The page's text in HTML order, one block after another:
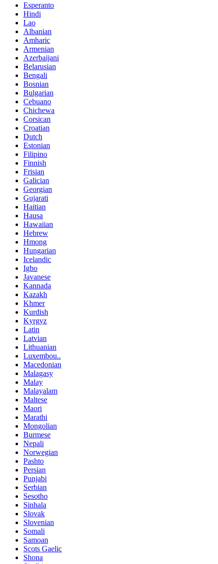
Esperanto
Hindi
Lao
Albanian
Amharic
Armenian
Azerbaijani
Belarusian
Bengali
Bosnian
Bulgarian
Cebuano
Chichewa
Corsican
Croatian
Dutch
Estonian
Filipino
Finnish
Frisian
Galician
Georgian
Gujarati
Haitian
Hausa
Hawaiian
Hebrew
Hmong
Hungarian
Icelandic
Igbo
Javanese
Kannada
Kazakh
Khmer
Kurdish
Kyrgyz
Latin
Latvian
Lithuanian
Luxembou..
Macedonian
Malagasy
Malay
Malayalam
Maltese
Maori
Marathi
Mongolian
Burmese
Nepali
Norwegian
Pashto
Persian
Punjabi
Serbian
Sesotho
Sinhala
Slovak
Slovenian
Somali
Samoan
Scots Gaelic
Shona